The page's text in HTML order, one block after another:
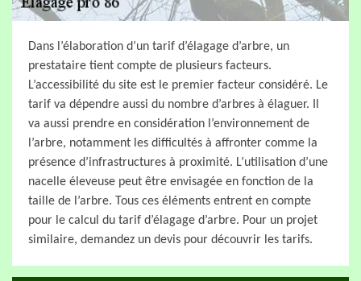
Dans l’élaboration d’un tarif d’élagage d’arbre, un
prestataire tient compte de plusieurs facteurs.
L’accessibilité du site est le premier facteur considéré. Le
tarif va dépendre aussi du nombre d’arbres à élaguer. Il
va aussi prendre en considération l’environnement de
l’arbre, notamment les difficultés à affronter comme la
présence d’infrastructures à proximité. L’utilisation d’une
nacelle éleveuse peut être envisagée en fonction de la
taille de l’arbre. Tous ces éléments entrent en compte
pour le calcul du tarif d’élagage d’arbre. Pour un projet
similaire, demandez un devis pour découvrir les tarifs.